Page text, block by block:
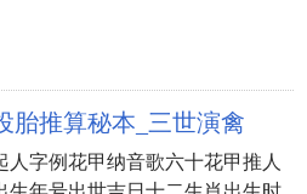
胎推算秘本_三世演禽
人字例花甲纳音歌六十花甲推人